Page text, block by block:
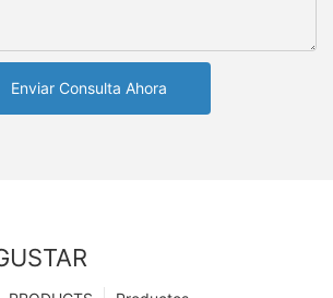
Enviar Consulta Ahora